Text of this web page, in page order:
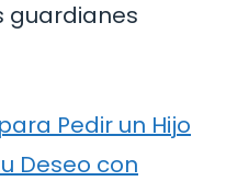
guardianes
Pedir un Hijo
Deseo con